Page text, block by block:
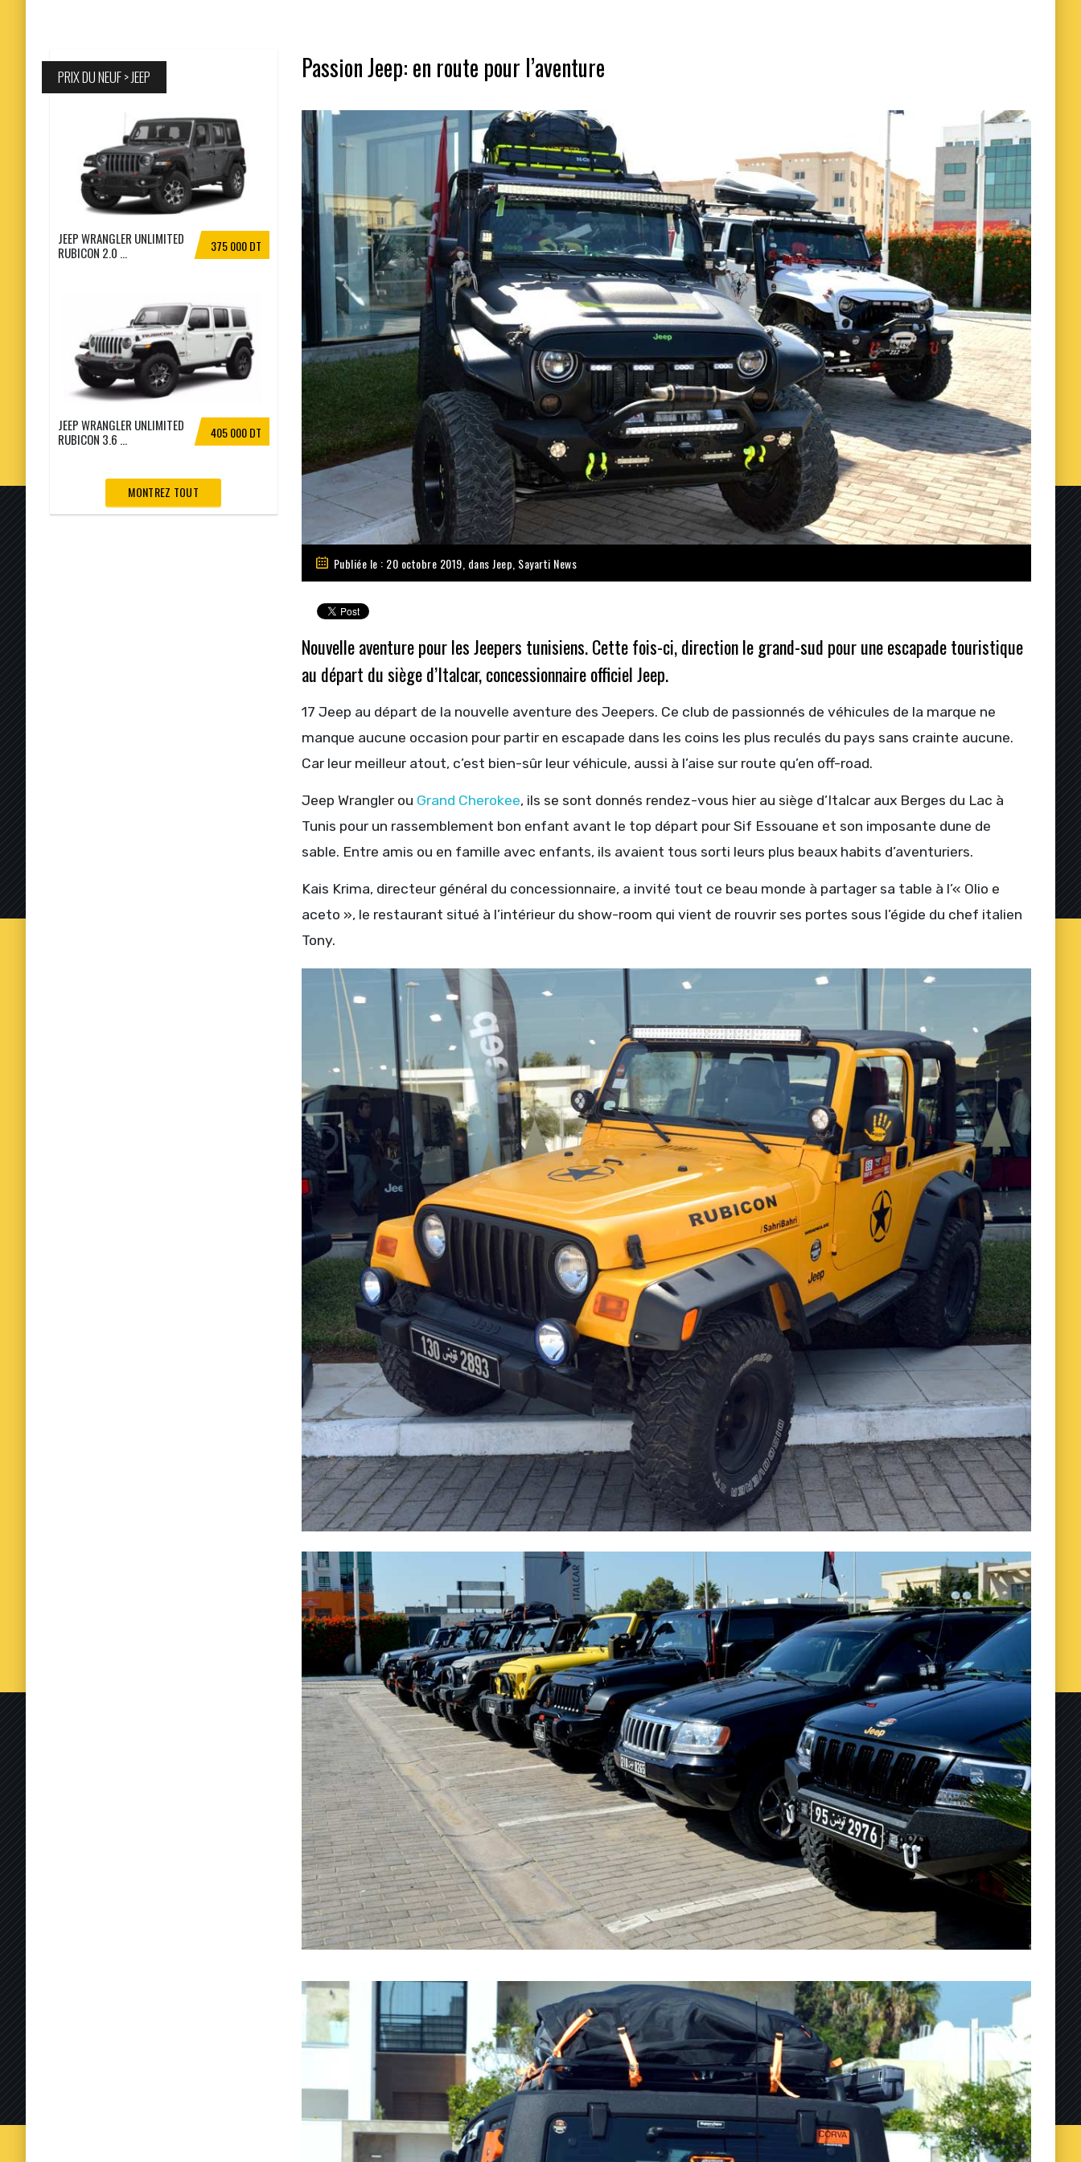
Passion Jeep: en route pour l’aventure
Publiée le : 20 octobre 2019, dans Jeep Sayarti News
Nouvelle aventure pour les Jeepers tunisiens. Cette fois-ci, direction le grand-sud pour une escapade touristique
au départ du siège d’Italcar, concessionnaire officiel Jeep.
17 Jeep au départ de la nouvelle aventure des Jeepers. Ce club de passionnés de véhicules de la marque ne
manque aucune occasion pour partir en escapade dans les coins les plus reculés du pays sans crainte aucune.
Car leur meilleur atout, c’est bien-sûr leur véhicule, aussi à l’aise sur route qu’en off-road.
Jeep Wrangler ou Grand Cherokee, ils se sont donnés rendez-vous hier au siège d’Italcar aux Berges du Lac à
Tunis pour un rassemblement bon enfant avant le top départ pour Sif Essouane et son imposante dune de
sable. Entre amis ou en famille avec enfants, ils avaient tous sorti leurs plus beaux habits d’aventuriers.
Kais Krima, directeur général du concessionnaire, a invité tout ce beau monde à partager sa table à l’« Olio e
aceto », le restaurant situé à l’intérieur du show-room qui vient de rouvrir ses portes sous l’égide du chef italien
Tony.
PRIX DU NEUF > JEEP
375 000 DT
JEEP WRANGLER UNLIMITED
RUBICON 2.0 ...
405 000 DT
JEEP WRANGLER UNLIMITED
RUBICON 3.6 ...
MONTREZ TOUT